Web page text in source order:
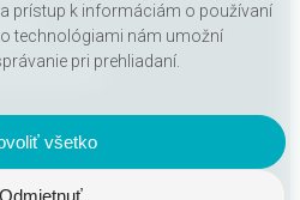
prístup k informáciám o používaní
technológiami nám umožní
pri prehliadaní.
všetko
Odmietnuť